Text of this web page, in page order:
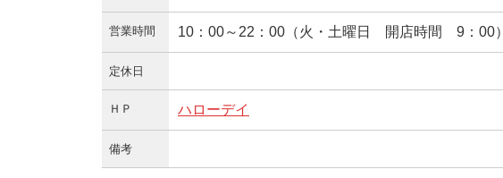
営業時間 10：00～22：00（火・土曜日 開店時間 9：00）
定休日
ＨＰ ハローデイ
備考